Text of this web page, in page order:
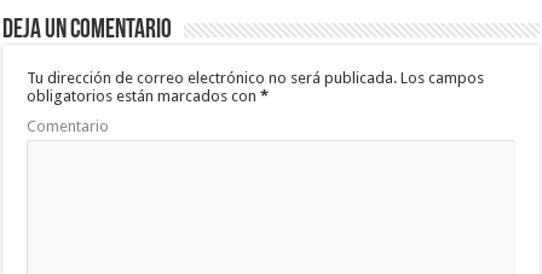
b
o
o
k
er sA
p
p
ar
ti
Deja un comentario
Tu dirección de correo electrónico no será publicada. Los campos
obligatorios están marcados con*
Comentario